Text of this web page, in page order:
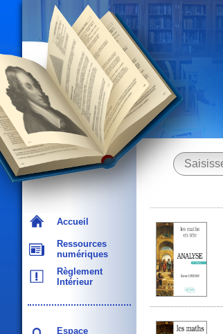
Accueil
Ressources
numériques
Règlement
Intérieur
Espace